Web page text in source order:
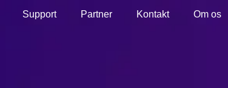
Support Partner Kontakt Om os